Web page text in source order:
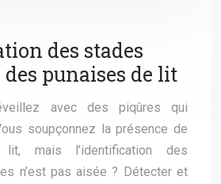
des stades
punaises de lit
avec des piqûres qui
soupçonnez la présence de
mais l’identification des
n’est pas aisée ? Détecter et